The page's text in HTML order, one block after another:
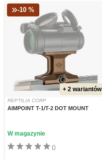
-10 %
+ 2 wariantów
REPTILIA CORP
AIMPOINT T-1/T-2 DOT MOUNT
0
W magazynie